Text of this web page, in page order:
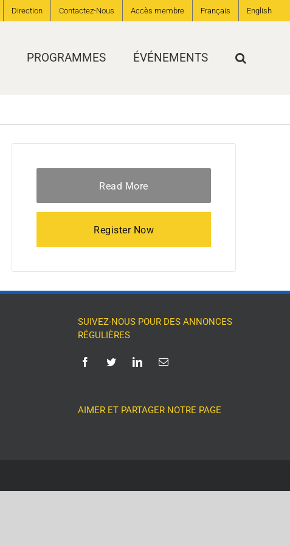
Direction Contactez-Nous Accès membre Français English
PROGRAMMES ÉVÉNEMENTS
Read More
Register Now
SUIVEZ-NOUS POUR DES ANNONCES
RÉGULIÈRES
AIMER ET PARTAGER NOTRE PAGE